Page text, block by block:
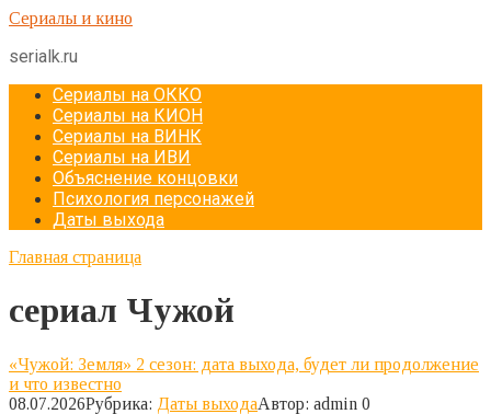
Перейти
контенту
Сериалы и кино
serialk.ru
Сериалы на ОККО
Сериалы на КИОН
Сериалы на ВИНК
Сериалы на ИВИ
Объяснение концовки
Психология персонажей
Даты выхода
Главная страница
сериал Чужой
«Чужой: Земля» 2 сезон: дата выхода, будет ли продолжение
и что известно
08.07.2026Рубрика: Даты выходаАвтор: admin 0